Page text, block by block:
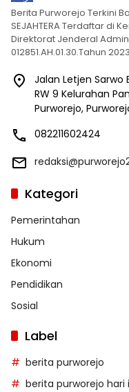
Berita Purworejo Terkini
SEJAHTERA Terdaftar di
Direktorat Jenderal
012851.AH.01.30.Tahun 2023
Jalan Letjen Sarwo
RW 9 Kelurahan
Purworejo,
082211602424
Kategori
Pemerintahan
Hukum
Ekonomi
Pendidikan
Sosial
Label
berita purworejo
berita purworejo hari